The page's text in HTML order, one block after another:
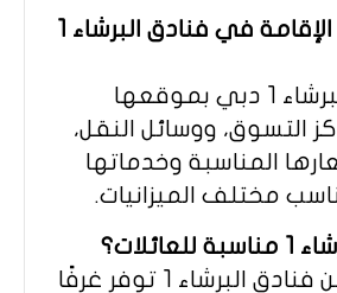
ما أبرز مميزات الإقامة في فنادق البرشاء 1
تتميز فنادق البرشاء 1 دبي بموقعها
التسوق، ووسائل النقل،
المناسبة وخدماتها
مختلف الميزانيات.
نعم، العديد من فنادق البرشاء 1 توفر غرفًا